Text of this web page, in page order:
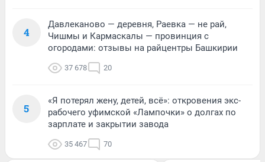
4
Давлеканово — деревня, Раевка — не рай,
Чишмы и Кармаскалы — провинция с
огородами: отзывы на райцентры Башкирии
37 678 20
5
«Я потерял жену, детей, всё»: откровения экс-
рабочего уфимской «Лампочки» о долгах по
зарплате и закрытии завода
35 467 70